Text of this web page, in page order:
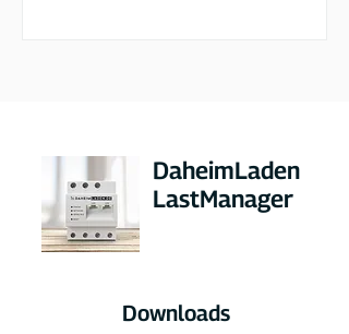
DaheimLaden
LastManager
Downloads